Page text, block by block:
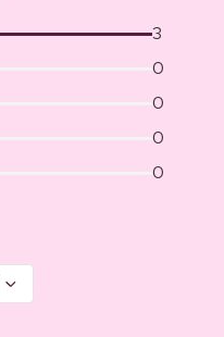
3
0
0
0
0